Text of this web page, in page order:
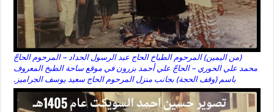
(من اليمين) المرحوم الطباخ الحاج عبد الرسول الحداد – المرحوم الحاجّ
محمد علي الحوري – الحاجّ علي أحمد بزرون في موقع ساحة الطبخ المعروف
باسم (وقف الحجة) بجانب منزل المرحوم الحاج سعيد يوسف الجراميز.